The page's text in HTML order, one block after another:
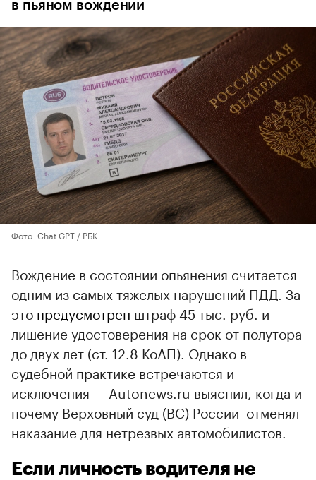
в пьяном вождении
Фото: Chat GPT / РБК
Вождение в состоянии опьянения считается
одним из самых тяжелых нарушений ПДД. За
это предусмотрен штраф 45 тыс. руб. и
лишение удостоверения на срок от полутора
до двух лет (ст. 12.8 КоАП). Однако в
судебной практике встречаются и
исключения — Autonews.ru выяснил, когда и
почему Верховный суд (ВС) России отменял
наказание для нетрезвых автомобилистов.
Если личность водителя не